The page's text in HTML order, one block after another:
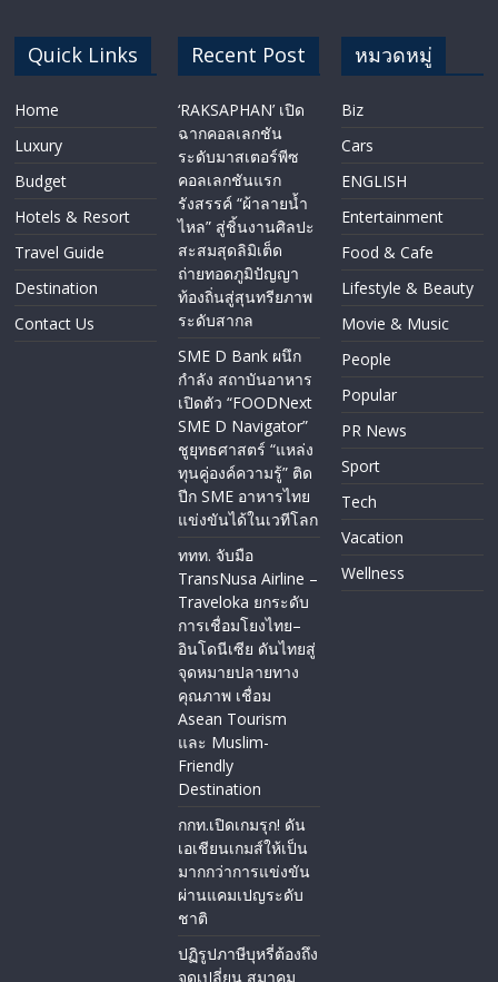
Quick Links
Home
Luxury
Budget
Hotels & Resort
Travel Guide
Destination
Contact Us
Recent Post
‘RAKSAPHAN’ เปิด
ฉากคอลเลกชัน
ระดับมาสเตอร์พีซ
คอลเลกชันแรก
รังสรรค์ “ผ้าลายน้ำ
ไหล” สู่ชิ้นงานศิลปะ
สะสมสุดลิมิเต็ด
ถ่ายทอดภูมิปัญญา
ท้องถิ่นสู่สุนทรียภาพ
ระดับสากล
SME D Bank ผนึก
กำลัง สถาบันอาหาร
เปิดตัว “FOODNext
SME D Navigator”
ชูยุทธศาสตร์ “แหล่ง
ทุนคู่องค์ความรู้” ติด
ปีก SME อาหารไทย
แข่งขันได้ในเวทีโลก
ททท. จับมือ
TransNusa Airline –
Traveloka ยกระดับ
การเชื่อมโยงไทย–
อินโดนีเซีย ดันไทยสู่
จุดหมายปลายทาง
คุณภาพ เชื่อม
Asean Tourism
และ Muslim-
Friendly
Destination
กกท.เปิดเกมรุก! ดัน
เอเชียนเกมส์ให้เป็น
มากกว่าการแข่งขัน
ผ่านแคมเปญระดับ
ชาติ
ปฏิรูปภาษีบุหรี่ต้องถึง
จุดเปลี่ยน สมาคม
หมวดหมู่
Biz
Cars
ENGLISH​
Entertainment
Food & Cafe
Lifestyle & Beauty
Movie & Music
People
Popular
PR News
Sport
Tech
Vacation
Wellness